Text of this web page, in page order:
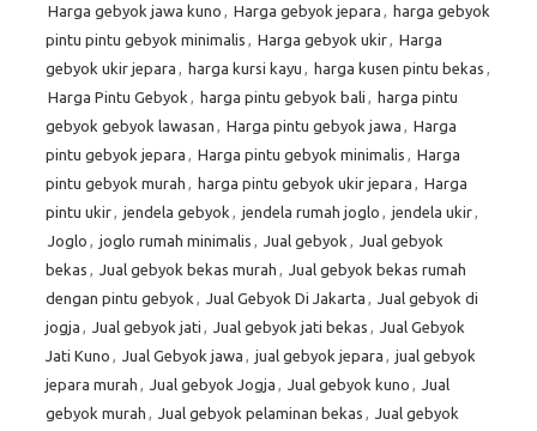
Harga gebyok jawa kuno , Harga gebyok jepara , harga gebyok
pintu pintu gebyok minimalis , Harga gebyok ukir, Harga
gebyok ukir jepara , harga kursi kayu , harga kusen pintu bekas ,
Harga Pintu Gebyok , harga pintu gebyok bali , harga pintu
gebyok gebyok lawasan , Harga pintu gebyok jawa , Harga
pintu gebyok jepara , Harga pintu gebyok minimalis , Harga
pintu gebyok murah , harga pintu gebyok ukir jepara , Harga
pintu ukir, jendela gebyok , jendela rumah joglo , jendela ukir,
Joglo , joglo rumah minimalis , Jual gebyok , Jual gebyok
bekas , Jual gebyok bekas murah , Jual gebyok bekas rumah
dengan pintu gebyok , Jual Gebyok Di Jakarta , Jual gebyok di
jogja , Jual gebyok jati , Jual gebyok jati bekas , Jual Gebyok
Jati Kuno , Jual Gebyok jawa , jual gebyok jepara , jual gebyok
jepara murah , Jual gebyok Jogja , Jual gebyok kuno , Jual
gebyok murah , Jual gebyok pelaminan bekas , Jual gebyok